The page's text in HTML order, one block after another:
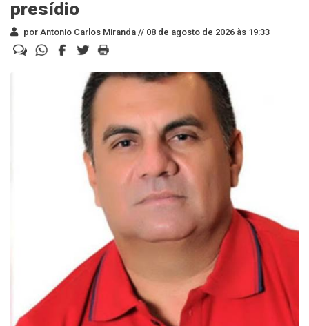
presídio
por Antonio Carlos Miranda // 08 de agosto de 2026 às 19:33